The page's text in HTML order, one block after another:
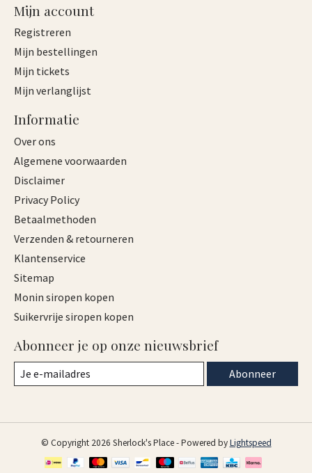
Mijn account
Registreren
Mijn bestellingen
Mijn tickets
Mijn verlanglijst
Informatie
Over ons
Algemene voorwaarden
Disclaimer
Privacy Policy
Betaalmethoden
Verzenden & retourneren
Klantenservice
Sitemap
Monin siropen kopen
Suikervrije siropen kopen
Abonneer je op onze nieuwsbrief
Abonneer
© Copyright 2026 Sherlock's Place - Powered byLightspeed